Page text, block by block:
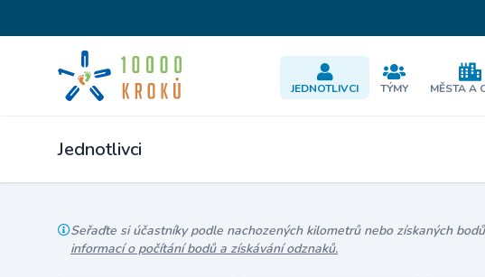
JEDNOTLIVCI TÝMY MĚSTA A
Jednotlivci
Seřaďte si účastníky podle nachozených kilometrů nebo získaných
informací o počítání bodů a získávání odznaků.